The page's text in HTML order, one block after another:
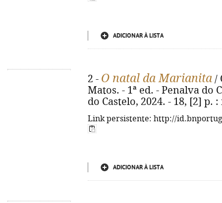
ADICIONAR À LISTA
2 - O natal da Marianita /
Matos. - 1ª ed. - Penalva do
do Castelo, 2024. - 18, [2] p.
Link persistente: http://
ADICIONAR À LISTA